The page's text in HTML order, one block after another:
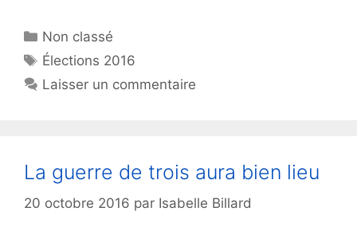
Catégories
Non classé
Étiquettes
Élections 2016
Laisser un commentaire
La guerre de trois aura bien lieu
20 octobre 2016 par Isabelle Billard